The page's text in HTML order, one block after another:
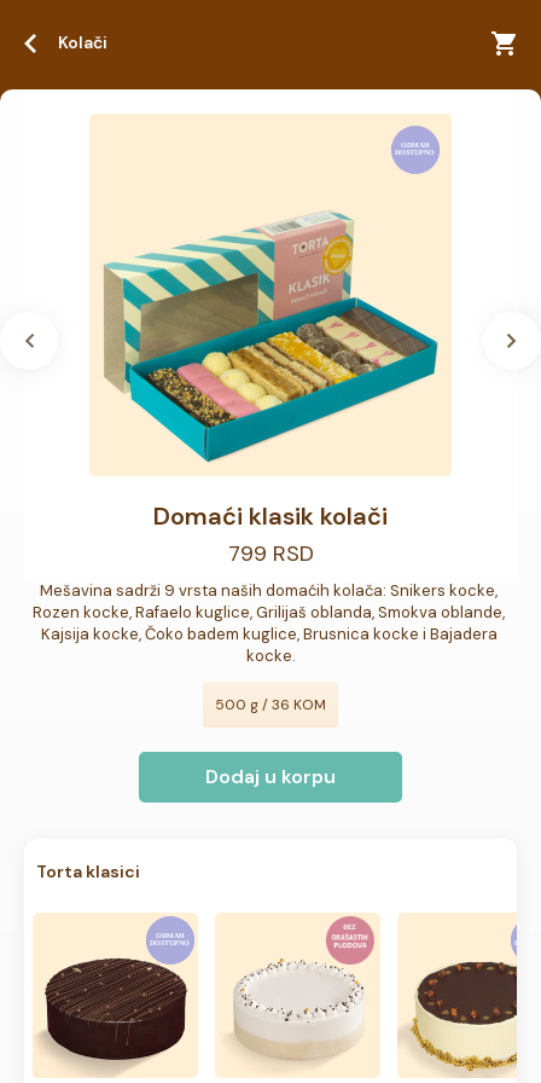
Kolači
Domaći klasik kolači
799 RSD
Mešavina sadrži 9 vrsta naših domaćih kolača: Snikers kocke,
Rozen kocke, Rafaelo kuglice, Grilijaš oblanda, Smokva oblande,
Kajsija kocke, Čoko badem kuglice, Brusnica kocke i Bajadera
kocke.
500 g / 36 KOM
Dodaj u korpu
Torta klasici